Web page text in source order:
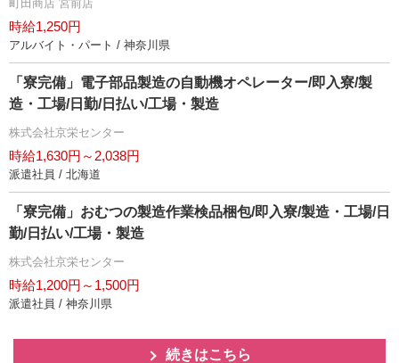
町田商店 宮前店
時給1,250円
アルバイト・パート / 神奈川県
「寮完備」電子部品製造の自動機オペレーター/即入寮/製
造・工場/日勤/日払い/工場・製造
株式会社京栄センター
時給1,630円～2,038円
派遣社員 / 北海道
「寮完備」おむつの製造作業検品梱包/即入寮/製造・工場/日
勤/日払い/工場・製造
株式会社京栄センター
時給1,200円～1,500円
派遣社員 / 神奈川県
続きはこちら